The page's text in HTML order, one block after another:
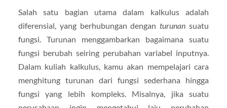
Salah satu bagian utama dalam kalkulus adalah
diferensial, yang berhubungan denganturunan suatu
fungsi. Turunan menggambarkan bagaimana suatu
fungsi berubah seiring perubahan variabel inputnya.
Dalam kuliah kalkulus, kamu akan mempelajari cara
menghitung turunan dari fungsi sederhana hingga
fungsi yang lebih kompleks. Misalnya, jika suatu